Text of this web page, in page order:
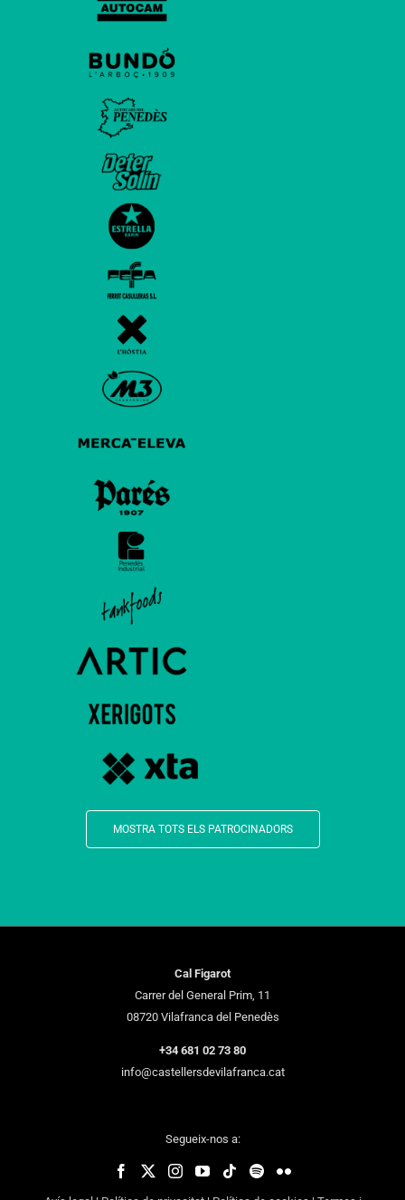
MOSTRA TOTS ELS PATROCINADORS
Cal Figarot
Carrer del General Prim, 11
08720 Vilafranca del Penedès
+34 681 02 73 80
info@castellersdevilafranca.cat
Segueix-nos a: